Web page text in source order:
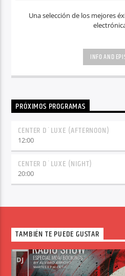
Una selección de los mejores
INFO AND
PRÓXIMOS PROGRAMAS
CENTER D´LUXE (AFTERNOON)
12:00
CENTER D´LUXE (NIGHT)
20:00
TAMBIÉN TE PUEDE GUSTAR
DJ